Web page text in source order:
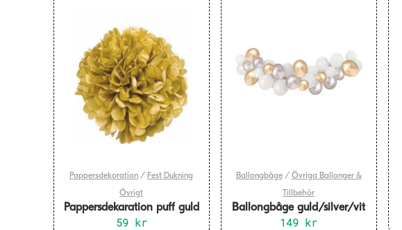
Pappersdekoration / Fest Dukning
Övrigt
Pappersdekaration puff guld
40 cm
59 kr
Ballongbåge/ Övriga Ballonger &
Tillbehör
Ballongbåge guld/silver/vit
3 m
149 kr